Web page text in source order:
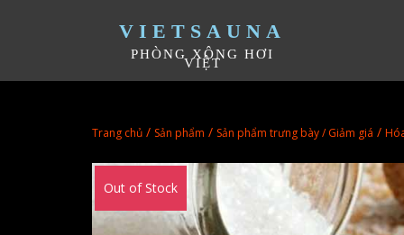
VIETSAUNA
PHÒNG XÔNG HƠI
VIỆT
Trang chủ / Sản phẩm / Sản phẩm trưng bày / Giảm giá /
Out of Stock